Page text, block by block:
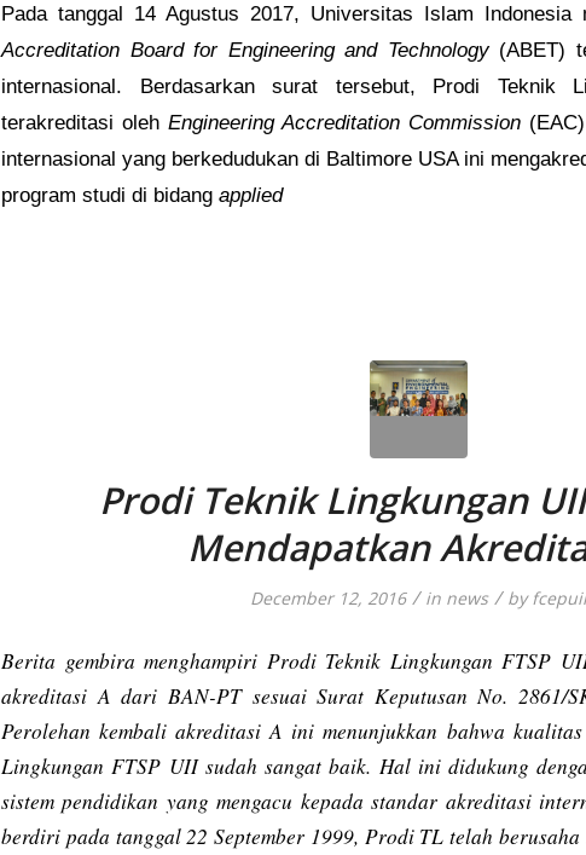
Pada tanggal 14 Agustus 2017, Universitas Islam
Accreditation Board for Engineering and Technology(ABET)
internasional. Berdasarkan surat tersebut, Prodi Teknik
terakreditasi oleh Engineering Accreditation Commission
internasional yang berkedudukan di Baltimore USA ini
program studi di bidang applied
Prodi Teknik Lingkungan
Mendapatkan
December 12, 2016 / in news / byfcepuii
Berita gembira menghampiri Prodi Teknik Lingkungan FTSP
akreditasi A dari BAN-PT sesuai Surat Keputusan No. 2861/
Perolehan kembali akreditasi A ini menunjukkan bahwa
Lingkungan FTSP UII sudah sangat baik. Hal ini didukung
sistem pendidikan yang mengacu kepada standar akreditasi
berdiri pada tanggal 22 September 1999, Prodi TL telah